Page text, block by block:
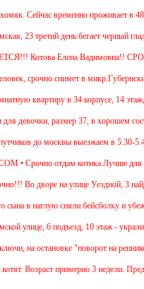
Сейчас временно проживает в
23 третий день бегает черный
Котова Елена Вадимовна!!
срочно снимет в
квартиру в 34 корпусе, 14
девочки, размер 37, в хорошем
до москвы выезжаем в 5.30-
• Срочно отдам котика.Лучше для
Во дворе на улице Уездной, 3
наглую сняли бейсболку и
улице, 6 подъезд, 10 этаж - украли
на остановке "поворот на
Возраст примерно 3 недели.